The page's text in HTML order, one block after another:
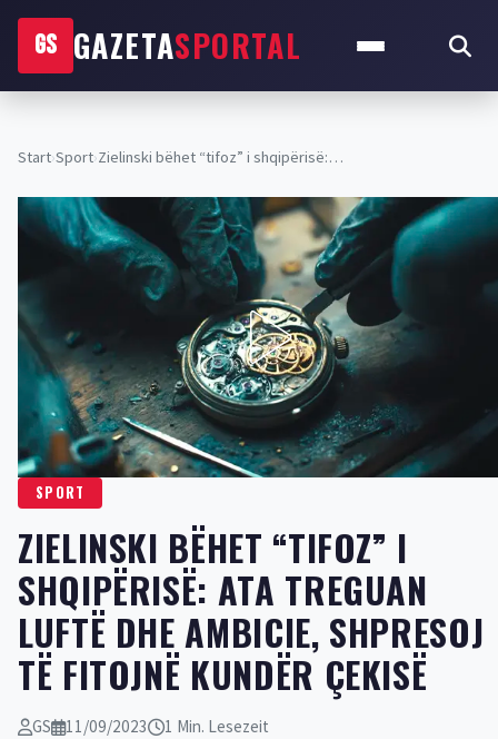
GS GAZETASPORTAL
Start›Sport›Zielinski bëhet “tifoz” i shqipërisë:…
SPORT
ZIELINSKI BËHET “TIFOZ” I
SHQIPËRISË: ATA TREGUAN
LUFTË DHE AMBICIE, SHPRESOJ
TË FITOJNË KUNDËR ÇEKISË
GS 11/09/2023 1 Min. Lesezeit